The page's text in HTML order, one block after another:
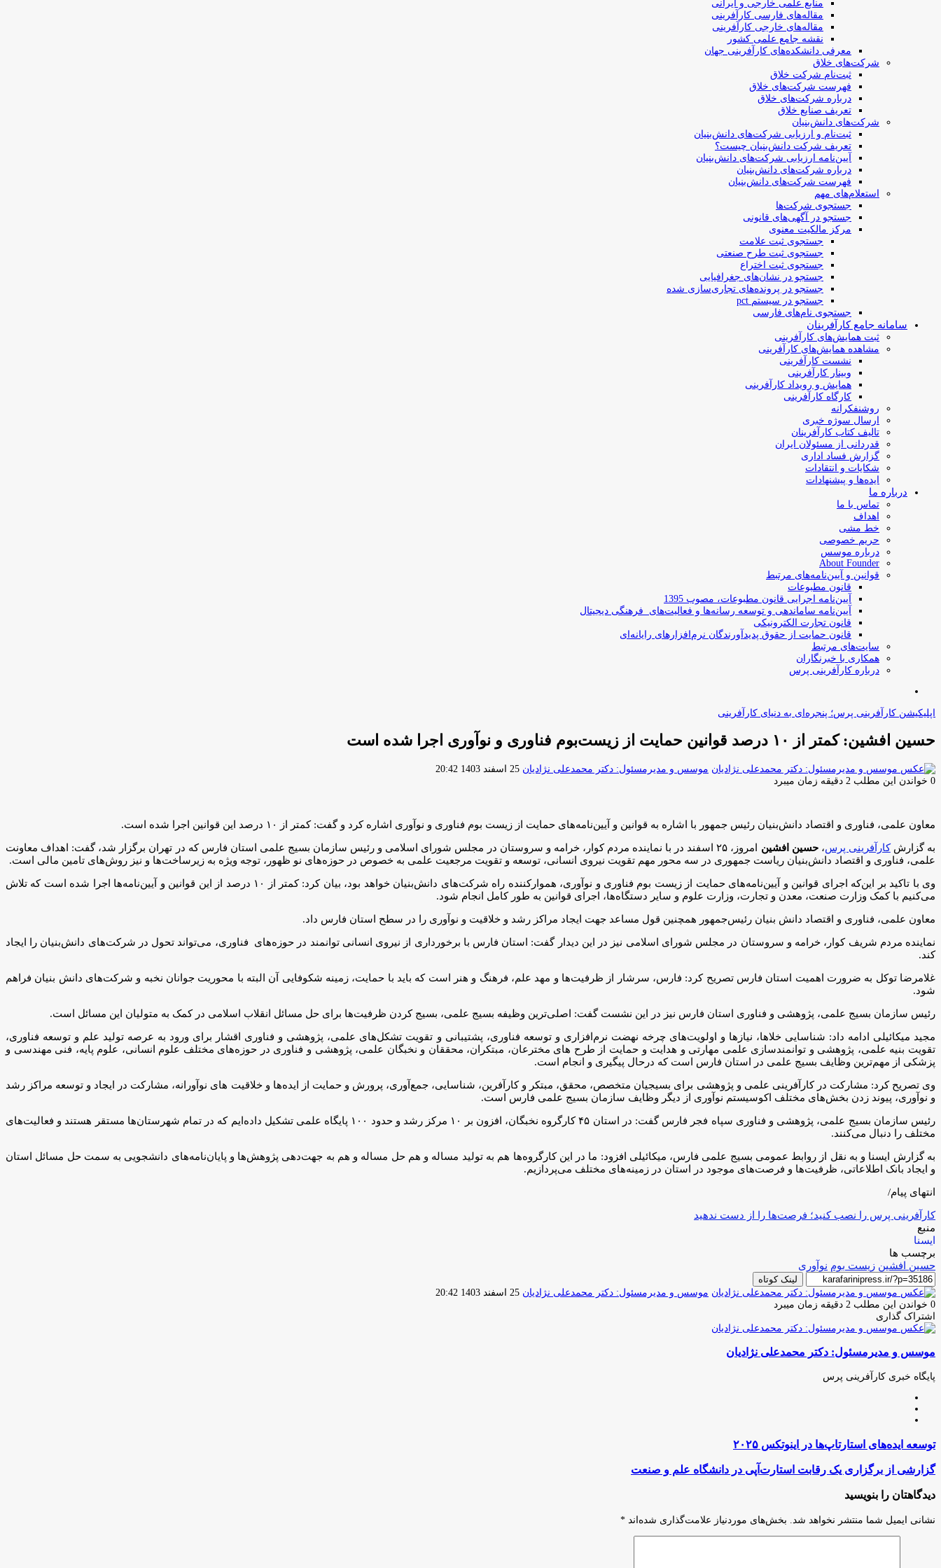
منابع علمی خارجی و ایرانی
مقاله‌های فارسی کارآفرینی
مقاله‌های خارجی کارآفرینی
نقشه جامع علمی کشور
معرفی دانشکده‌های کارآفرینی جهان
شرکت‌های خلاق
ثبت‌نام شرکت خلاق
فهرست شرکت‌های خلاق
درباره شرکت‌های خلاق
تعریف صنایع خلاق
شرکت‌های دانش‌بنیان
ثبت‌نام و ارزیابی شرکت‌های دانش‌بنیان
تعریف شرکت دانش‌بنیان چیست؟
آیین‌نامه ارزیابی شرکت‌های دانش‌بنیان
درباره شرکت‌های دانش‌بنیان
فهرست شرکت‌های دانش‌بنیان
استعلام‌های مهم
جستجوی شرکت‌ها
جستجو در آگهی‌های قانونی
مرکز مالکیت معنوی
جستجوی ثبت علامت
جستجوی ثبت طرح صنعتی
جستجوی ثبت اختراع
جستجو در نشان‌های جغرافیایی
جستجو در پرونده‌های تجاری‌سازی شده
جستجو در سیستم pct
جستجوی نام‌های فارسی
سامانه جامع کارآفرینان
ثبت همایش‌های کارآفرینی
مشاهده همایش‌های کارآفرینی
نشست کارآفرینی
وبینار کارآفرینی
همایش و رویداد کارآفرینی
کارگاه کارآفرینی
روشنفکرانه
ارسال سوژه‌ خبری
تالیف کتاب کارآفرینان
قدردانی از مسئولان ایران
گزارش فساد اداری
شکایات و انتقادات
ایده‌ها و پیشنهادات
درباره ما
تماس با ما
اهداف
خط مشی
حریم خصوصی
درباره موسس
About Founder
قوانین و آیین‌نامه‌های مرتبط
‌قانون مطبوعات
آیین‌نامه اجرایی قانون مطبوعات، مصوب 1395
آیین‌نامه سامان­دهی و توسعه رسانه­‌ها و فعالیت‌­های فرهنگی دیجیتال
قانون تجارت الکترونیکی
قانون حمایت از حقوق پدیدآورندگان نرم‌افزارهای رایانه‌ای
سایت‌های مرتبط
همکاری با خبرنگاران
درباره کارآفرینی پرس
اپلیکیشن کارآفرینی پرس؛ پنجره‌ای به دنیای کارآفرینی
حسین افشین: کمتر از ۱۰ درصد قوانین حمایت از زیست‌بوم فناوری و نوآوری اجرا شده است
موسس و مدیرمسئول: دکتر محمدعلی نژادیان ارسال
25 اسفند 1403 20:42
0 خواندن این مطلب 2 دقیقه زمان میبرد
معاون علمی، فناوری و اقتصاد دانش‌بنیان رئیس جمهور با اشاره به قوانین و آیین‌نامه‌های حمایت از زیست بوم فناوری و نوآوری اشاره کرد و گفت: کمتر از ۱۰ درصد این قوانین اجرا شده است.
به گزارشکارآفرینی پرس،حسین افشین
امروز، ۲۵ اسفند در با نماینده مردم کوار، خرامه و سروستان در مجلس شورای اسلامی و رئیس سازمان بسیج علمی استان فارس که در تهران برگزار شد، گفت: اهداف معاونت
علمی، فناوری و اقتصاد دانش‌بنیان ریاست جمهوری در سه محور مهم تقویت نیروی انسانی، توسعه و تقویت مرجعیت علمی به خصوص در حوزه‌های نو ظهور، توجه ویژه به زیرساخت‌ها و نیز روش‌های تامین مالی است.
وی با تاکید بر این‌که اجرای قوانین و آیین‌نامه‌های حمایت از زیست ‌بوم فناوری و نوآوری، هموارکننده راه شرکت‌های دانش‌بنیان خواهد بود، بیان کرد: کمتر از ۱۰ درصد از این قوانین و آیین‌نامه‌ها اجرا شده است که تلاش
می‌کنیم با کمک وزارت صنعت، معدن و تجارت، وزارت علوم و سایر دستگاه‌ها، اجرای قوانین به طور کامل انجام شود.
معاون علمی، فناوری و اقتصاد دانش بنیان رئیس‌جمهور همچنین قول مساعد جهت ایجاد مراکز رشد و خلاقیت و نوآوری را در سطح استان فارس داد.
نماینده مردم شریف کوار، خرامه و سروستان در مجلس شورای اسلامی نیز در این دیدار گفت: استان فارس با برخورداری از نیروی انسانی توانمند در حوزه‌های فناوری، می‌تواند تحول در شرکت‌های دانش‌بنیان را ایجاد
کند.
غلامرضا توکل به ضرورت اهمیت استان فارس تصریح کرد: فارس، سرشار از ظرفیت‌ها و مهد علم، فرهنگ و هنر است که باید با حمایت، زمینه شکوفایی آن البته با محوریت جوانان نخبه و شرکت‌های دانش بنیان فراهم
شود.
رئیس سازمان بسیج علمی، پژوهشی و فناوری استان فارس نیز در این نشست گفت: اصلی‌ترین وظیفه بسیج علمی، بسیج کردن ظرفیت‌ها برای حل مسائل انقلاب اسلامی در کمک به متولیان این مسائل است.
مجید میکائیلی ادامه داد: شناسایی خلاها، نیازها و اولویت‌های چرخه نهضت نرم‌افزاری و توسعه فناوری، پشتیبانی و تقویت تشکل‌های علمی، پژوهشی و فناوری اقشار برای ورود به عرصه تولید علم و توسعه فناوری،
تقویت بنیه علمی، پژوهشی و توانمندسازی علمی مهارتی و هدایت و حمایت از طرح های مخترعان، مبتکران، محققان و نخبگان علمی، پژوهشی و فناوری در حوزه‌های مختلف علوم انسانی، علوم پایه، فنی مهندسی و
پزشکی از مهم‌ترین وظایف بسیج علمی در استان فارس است که درحال پیگیری و انجام است.
وی تصریح کرد: مشارکت در کارآفرینی علمی و پژوهشی برای بسیجیان متخصص، محقق، مبتکر و کارآفرین، شناسایی، جمع‌آوری، پرورش و حمایت از ایده‌ها و خلاقیت های نوآورانه، مشارکت در ایجاد و توسعه مراکز رشد
و نوآوری، پیوند زدن بخش‌های مختلف اکوسیستم نوآوری از دیگر وظایف سازمان بسیج علمی فارس است.
رئیس سازمان بسیج علمی، پژوهشی و فناوری سپاه فجر فارس گفت: در استان ۴۵ کارگروه نخبگان، افزون بر ۱۰ مرکز رشد و حدود ۱۰۰ پایگاه علمی تشکیل داده‌ایم که در تمام شهرستان‌ها مستقر هستند و فعالیت‌های
مختلف را دنبال می‌کنند.
به گزارش ایسنا و به نقل از روابط عمومی بسیج علمی فارس، میکائیلی افزود: ما در این کارگروه‌ها هم به تولید مساله و هم حل مساله و هم به جهت‌دهی پژوهش‌ها و پایان‌نامه‌های دانشجویی به سمت حل مسائل استان
و ایجاد بانک اطلاعاتی، ظرفیت‌ها و فرصت‌های موجود در استان در زمینه‌های مختلف می‌پردازیم.
انتهای پیام/
کارآفرینی پرس را نصب کنید؛ فرصت‌ها را از دست ندهید
منبع
ایسنا
برچسب ها
حسین افشین زیست بوم نوآوری
لینک کوتاه
موسس و مدیرمسئول: دکتر محمدعلی نژادیان ارسال
25 اسفند 1403 20:42
0 خواندن این مطلب 2 دقیقه زمان میبرد
اشتراک گذاری
فیس
توئیتر
لینکدین
واتس
تلگرام
اشتراک
از
ایمیل
چاپ
موسس و مدیرمسئول: دکتر محمدعلی نژادیان
پایگاه خبری کارآفرینی پرس
توسعه
ایده‌های
استارتاپ‌ها
در
اینوتکس
۲۰۲۵
توسعه ایده‌های استارتاپ‌ها در اینوتکس ۲۰۲۵
گزارشی
برگزاری
رقابت
استارت‌آپی
گزارشی از برگزاری یک رقابت استارت‌آپی در دانشگاه علم و صنعت
دیدگاهتان را بنویسید
نشانی ایمیل شما منتشر نخواهد شد. بخش‌های موردنیاز علامت‌گذاری شده‌اند *